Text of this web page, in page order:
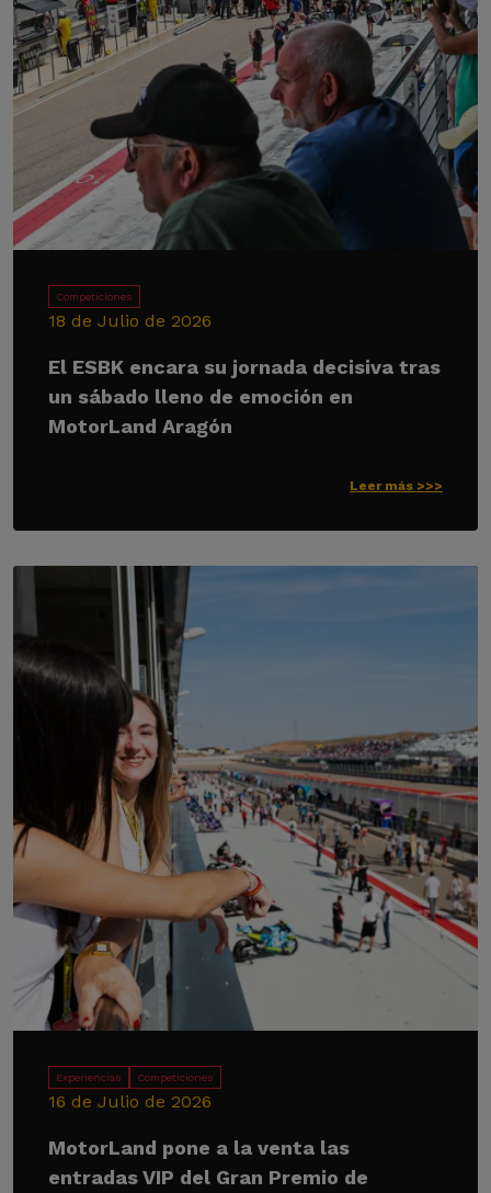
Competiciones
18 de Julio de 2026
El ESBK encara su jornada decisiva tras
un sábado lleno de emoción en
MotorLand Aragón
Leer más >>>
Experiencias Competiciones
16 de Julio de 2026
MotorLand pone a la venta las
entradas VIP del Gran Premio de